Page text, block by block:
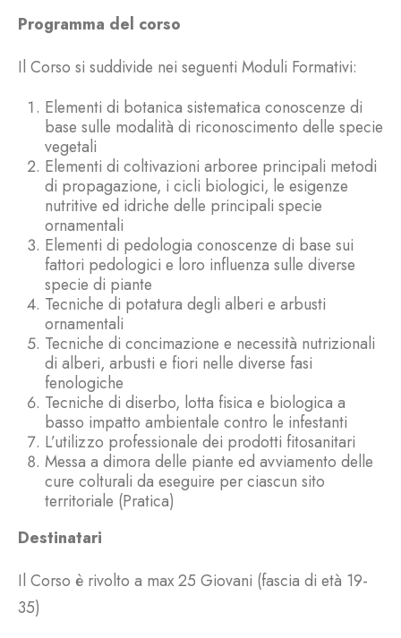
Programma del corso
Il Corso si suddivide nei seguenti Moduli Formativi:
Elementi di botanica sistematica conoscenze di
base sulle modalità di riconoscimento delle specie
vegetali
Elementi di coltivazioni arboree principali metodi
di propagazione, i cicli biologici, le esigenze
nutritive ed idriche delle principali specie
ornamentali
Elementi di pedologia conoscenze di base sui
fattori pedologici e loro influenza sulle diverse
specie di piante
Tecniche di potatura degli alberi e arbusti
ornamentali
Tecniche di concimazione e necessità nutrizionali
di alberi, arbusti e fiori nelle diverse fasi
fenologiche
Tecniche di diserbo, lotta fisica e biologica a
basso impatto ambientale contro le infestanti
L’utilizzo professionale dei prodotti fitosanitari
Messa a dimora delle piante ed avviamento delle
cure colturali da eseguire per ciascun sito
territoriale (Pratica)
Destinatari
Il Corso è rivolto a max 25 Giovani (fascia di età 19-
35)